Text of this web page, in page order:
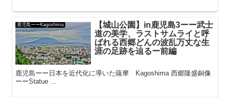
鹿児島ーーKagoshima
【城山公園】in鹿児島3ーー武士
道の美学、ラストサムライと呼
ばれる西郷どんの波乱万丈な生
涯の足跡を辿るー前編
鹿児島ーー日本を近代化に導いた薩摩 Kagoshima 西郷隆盛銅像
ーーStatue ...